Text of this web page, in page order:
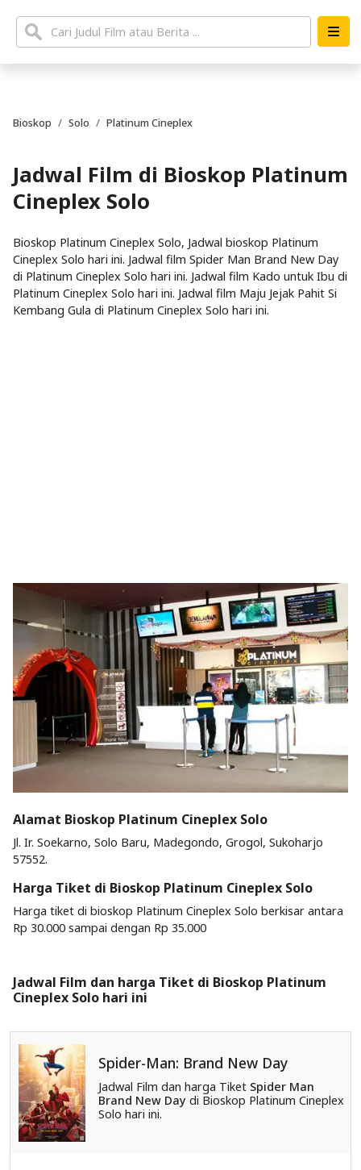
Bioskop Solo Platinum Cineplex
Jadwal Film di Bioskop Platinum
Cineplex Solo
Bioskop Platinum Cineplex Solo, Jadwal bioskop Platinum
Cineplex Solo hari ini. Jadwal film Spider Man Brand New Day
di Platinum Cineplex Solo hari ini. Jadwal film Kado untuk Ibu di
Platinum Cineplex Solo hari ini. Jadwal film Maju Jejak Pahit Si
Kembang Gula di Platinum Cineplex Solo hari ini.
Alamat Bioskop Platinum Cineplex Solo
Jl. Ir. Soekarno, Solo Baru, Madegondo, Grogol, Sukoharjo
57552.
Harga Tiket di Bioskop Platinum Cineplex Solo
Harga tiket di bioskop Platinum Cineplex Solo berkisar antara
Rp 30.000 sampai dengan Rp 35.000
Jadwal Film dan harga Tiket di Bioskop Platinum
Cineplex Solo hari ini
Spider-Man: Brand New Day
Jadwal Film dan harga Tiket Spider Man
Brand New Daydi Bioskop Platinum Cineplex
Solo hari ini.